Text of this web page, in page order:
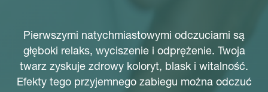
Pierwszymi natychmiastowymi odczuciami są
głęboki relaks, wyciszenie i odprężenie. Twoja
twarz zyskuje zdrowy koloryt, blask i witalność.
Efekty tego przyjemnego zabiegu można odczuć